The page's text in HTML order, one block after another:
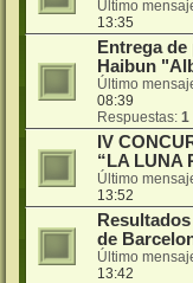
Último
13:35
Entrega
Haibun
Último
08:39
Respuestas: 1
IV
“LA LUNA
Último
13:52
de
Último
13:42